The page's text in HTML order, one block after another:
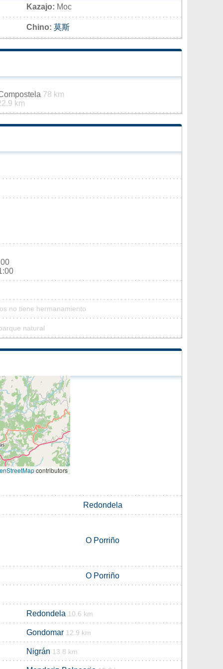
Kazajo: Мос
Chino: 莫斯
78 km
km
no tiene hermanamiento
natural
contributors
Redondela
O Porriño
O Porriño
Redondela 10.6 km
Gondomar 12.9 km
Nigrán 13.8 km